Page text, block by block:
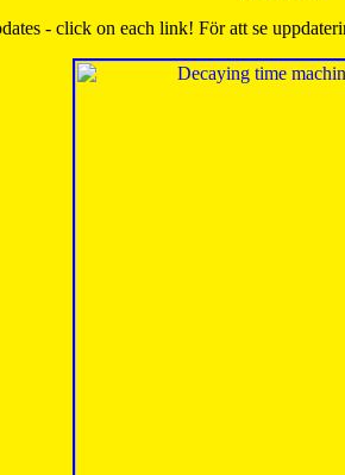
- click on each link! För att se